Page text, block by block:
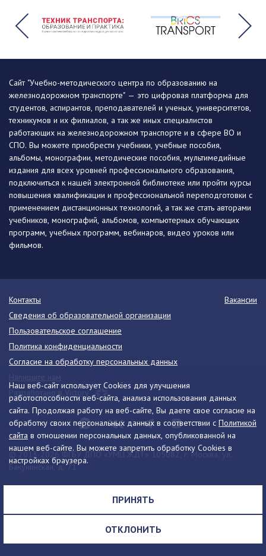
Наш веб-сайт использует Cookies для улучшения
работоспособности веб-сайта, анализа использования данных
сайта. Продолжая работу на веб-сайте, Вы даете свое согласие на
обработку своих персональных данных в соответствии с Политикой
сайта в отношении персональных данных, опубликованной на
нашем веб-сайте. Вы можете запретить обработку Cookies в
настройках браузера.
ПРИНЯТЬ
ОТКЛОНИТЬ
Сайт "Учебно-методического центра по образованию на
железнодорожном транспорте" — это цифровая платформа для
студентов, аспирантов, преподавателей и ученых, университетов,
техникумов и их филиалов, а так же иных специалистов
работающих на железнодорожном транспорте и в сфере ВО и
СПО. Вы можете приобрести учебники, учебные пособия,
альбомы, монографии, методические пособия, мультимедийные
издания для всех уровней профессионального образования,
подключиться к нашей электронной библиотеке или пройти курсы
повышения квалификации и профессиональной переподготовки с
применением дистанционных технологий, а так же стать авторами
учебников, монографий, альбомов, компьютерных обучающих
программ, учебных программ, вебинаров, видео уроков или
фильмов.
© 2013-2026 ФГБУ ДПО «УМЦ ЖДТ» 105082, г. Москва, ул.
Бакунинская, д. 71
Телефон:8 (495) 739-00-30 info@umczdt.ru
схема проезда
Контакты
Вакансии
Сведения об образовательной организации
Пользовательское соглашение
Политика конфиденциальности
Согласие на обработку персональных данных
Разработано в Victory